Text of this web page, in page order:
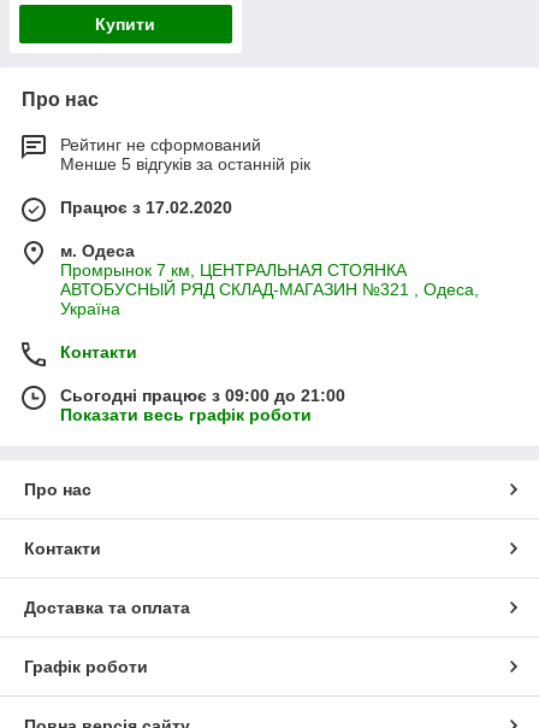
Купити
Про нас
Рейтинг не сформований
Менше 5 відгуків за останній рік
Працює з 17.02.2020
м. Одеса
Промрынок 7 км, ЦЕНТРАЛЬНАЯ СТОЯНКА
АВТОБУСНЫЙ РЯД СКЛАД-МАГАЗИН №321 , Одеса,
Україна
Контакти
Сьогодні працює з 09:00 до 21:00
Показати весь графік роботи
Про нас
Контакти
Доставка та оплата
Графік роботи